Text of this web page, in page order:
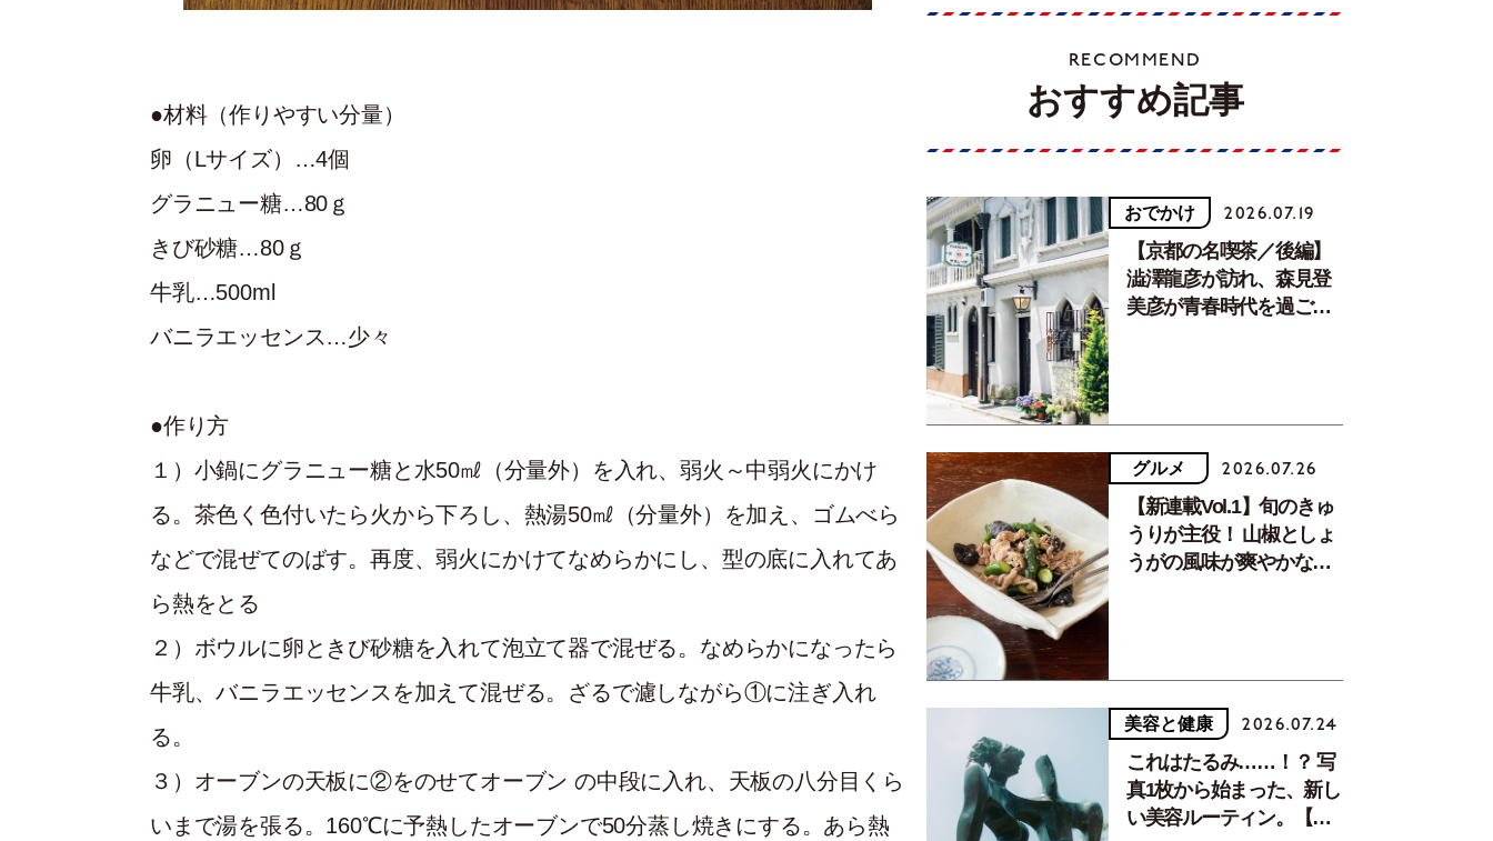
●材料（作りやすい分量）
卵（Lサイズ）…4個
グラニュー糖…80ｇ
きび砂糖…80ｇ
牛乳…500ml
バニラエッセンス…少々
●作り方
１）小鍋にグラニュー糖と水50㎖（分量外）を入れ、弱火～中弱火にかけ
る。茶色く色付いたら火から下ろし、熱湯50㎖（分量外）を加え、ゴムべら
などで混ぜてのばす。再度、弱火にかけてなめらかにし、型の底に入れてあ
ら熱をとる
２）ボウルに卵ときび砂糖を入れて泡立て器で混ぜる。なめらかになったら
牛乳、バニラエッセンスを加えて混ぜる。ざるで濾しながら①に注ぎ入れ
る。
３）オーブンの天板に②をのせてオーブン の中段に入れ、天板の八分目くら
いまで湯を張る。160℃に予熱したオーブンで50分蒸し焼きにする。あら熱
RECOMMEND
おすすめ記事
おでかけ 2026.07.19
【京都の名喫茶／後編】
澁澤龍彦が訪れ、森見登
美彦が青春時代を過ごし
グルメ 2026.07.26
【新連載Vol.1】旬のきゅ
うりが主役！ 山椒としょ
うがの風味が爽やかな、
美容と健康 2026.07.24
これはたるみ……！？ 写
真1枚から始まった、新し
い美容ルーティン。【中